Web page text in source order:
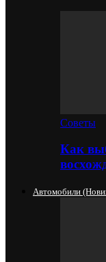
Советы
Как
Автомобили